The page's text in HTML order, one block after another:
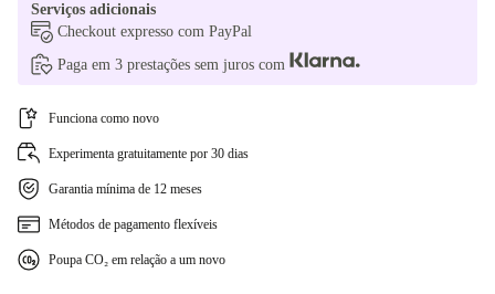
FI (finlandês)
Serviços adicionais
Checkout expresso com PayPal
Paga em 3 prestações sem juros com
Funciona como novo
Experimenta gratuitamente por 30 dias
Garantia mínima de 12 meses
Métodos de pagamento flexíveis
Poupa CO₂ em relação a um novo